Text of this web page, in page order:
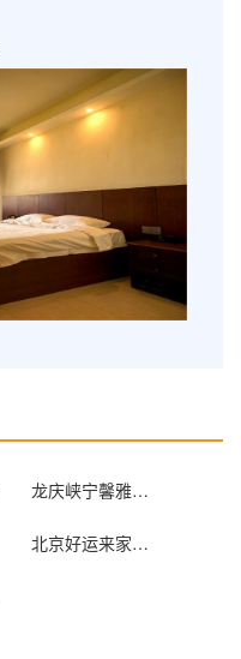
龙庆峡宁馨雅居农家院
北京好运来家庭旅馆